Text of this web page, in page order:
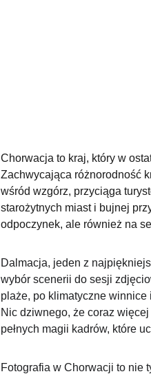
Chorwacja to kraj, który w
Zachwycająca różnorodność
wśród wzgórz, przyciąga
starożytnych miast i bujnej
odpoczynek, ale również na
Dalmacja, jeden z
wybór scenerii do sesji
plaże, po klimatyczne
Nic dziwnego, że coraz
pełnych magii kadrów, które
Fotografia w Chorwacji to nie